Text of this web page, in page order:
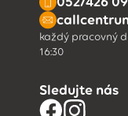
každý pracovný
16:30
Sledujte nás